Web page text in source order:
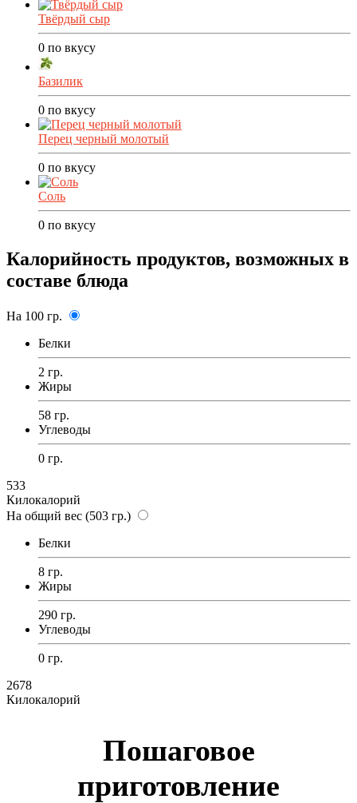
Твёрдый сыр
0 по вкусу
Базилик
0 по вкусу
Перец черный молотый
0 по вкусу
Соль
0 по вкусу
Калорийность продуктов, возможных в
составе блюда
На 100 гр.
Белки
2 гр.
Жиры
58 гр.
Углеводы
0 гр.
533
Килокалорий
На общий вес (503 гр.)
Белки
8 гр.
Жиры
290 гр.
Углеводы
0 гр.
2678
Килокалорий
Пошаговое
приготовление